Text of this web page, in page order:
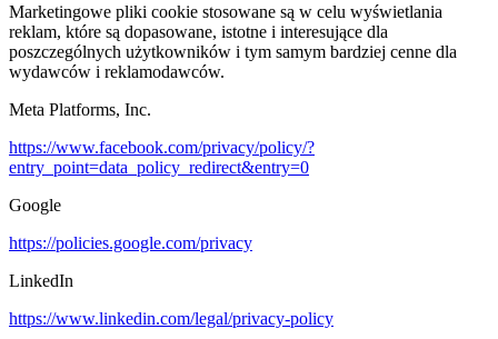
Marketingowe pliki cookie stosowane są w celu wyświetlania
reklam, które są dopasowane, istotne i interesujące dla
poszczególnych użytkowników i tym samym bardziej cenne dla
wydawców i reklamodawców.
Meta Platforms, Inc.
https://www.facebook.com/privacy/policy/?
entry_point=data_policy_redirect&entry=0
Google
https://policies.google.com/privacy
LinkedIn
https://www.linkedin.com/legal/privacy-policy